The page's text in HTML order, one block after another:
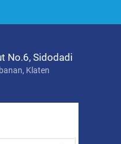
No.6, Sidodadi
Klaten